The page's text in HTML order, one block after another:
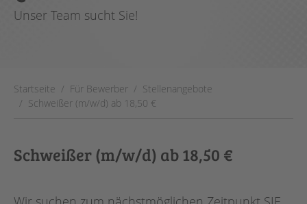
Unser Team sucht Sie!
Startseite Für Bewerber
Stellenangebote
Schweißer (m/w/d) ab 18,50 €
Schweißer (m/w/d) ab 18,50 €